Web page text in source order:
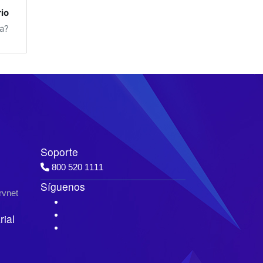
Soporte
800 520 1111
Síguenos